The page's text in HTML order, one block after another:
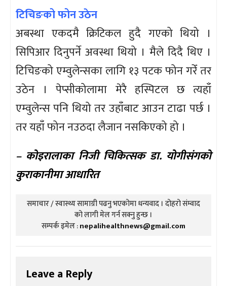
टिचिङको फोन उठेन
अबस्था एकदमै क्रिटिकल हुदै गएको थियो ।
सिपिआर दिनुपर्ने अवस्था थियो । मैले दिदै थिए ।
टिचिङको एम्वुलेन्सका लागि १३ पटक फोन गरेँ तर
उठेन । पेप्सीकोलामा मेरै हस्पिटल छ त्यहाँ
एम्वुलेन्स पनि थियो तर उहाँबाट आउन टाढा पर्छ ।
तर यहाँ फोन नउठदा लैजान नसकिएको हो ।
– कोइरालाका निजी चिकित्सक डा. योगीसंगको
कुराकानीमा आधारित
समाचार / स्वास्थ्य सामाग्री पढनु भएकोमा धन्यवाद । दोहरो संम्वाद
को लागी मेल गर्न सक्नु हुन्छ ।
सम्पर्क इमेल :nepalihealthnews@gmail.com
Leave a Reply